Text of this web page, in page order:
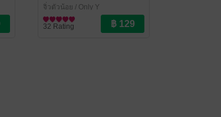
จิ่วตัวน้อย / Only Y
นิยายรักจีนโบราณ
32 Rating